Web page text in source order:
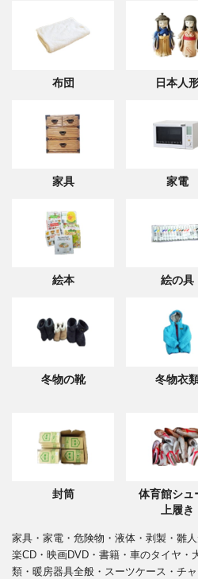
布団 日本人
家具 家電
絵本 絵の具
冬物の靴 冬物衣
封筒
体育館シュ
上履き
家具・家電・危険物・液体・剥製・雛
楽CD・映画DVD・書籍・車のタイヤ・
類・暖房器具全般・スーツケース・チ